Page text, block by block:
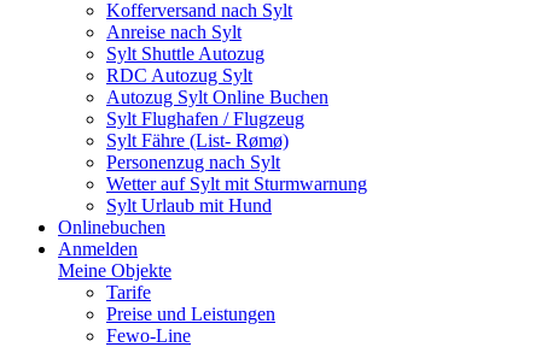
Kofferversand nach Sylt
Anreise nach Sylt
Sylt Shuttle Autozug
RDC Autozug Sylt
Autozug Sylt Online Buchen
Sylt Flughafen / Flugzeug
Sylt Fähre (List- Rømø)
Personenzug nach Sylt
Wetter auf Sylt mit Sturmwarnung
Sylt Urlaub mit Hund
Onlinebuchen
Anmelden
Meine Objekte
Tarife
Preise und Leistungen
Fewo-Line